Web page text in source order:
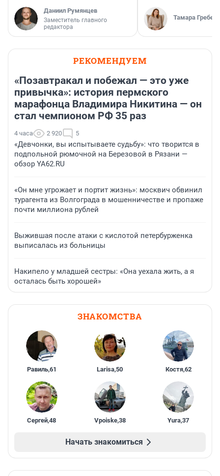
Даниил Румянцев
Заместитель главного
редактора
Тамара
РЕКОМЕНДУЕМ
«Позавтракал и побежал — это уже
привычка»: история пермского
марафонца Владимира Никитина — он
стал чемпионом РФ 35 раз
4 часа 2 920 5
«Девчонки, вы испытываете судьбу»: что творится в
подпольной рюмочной на Березовой в Рязани —
обзор YA62.RU
«Он мне угрожает и портит жизнь»: москвич обвинил
турагента из Волгограда в мошенничестве и пропаже
почти миллиона рублей
Выжившая после атаки с кислотой петербурженка
выписалась из больницы
Накипело у младшей сестры: «Она уехала жить, а я
осталась быть хорошей»
ЗНАКОМСТВА
Равиль,61 Larisa,50 Костя,62
Сергей,48 Vpoiske,38 Yura,37
Начать знакомиться